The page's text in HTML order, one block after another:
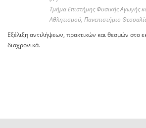
Τμήμα Επιστήμης Φυσικής Αγωγής
Αθλητισμού, Πανεπιστήμιο
Εξέλιξη αντιλήψεων, πρακτικών και θεσμών στο
διαχρονικά.